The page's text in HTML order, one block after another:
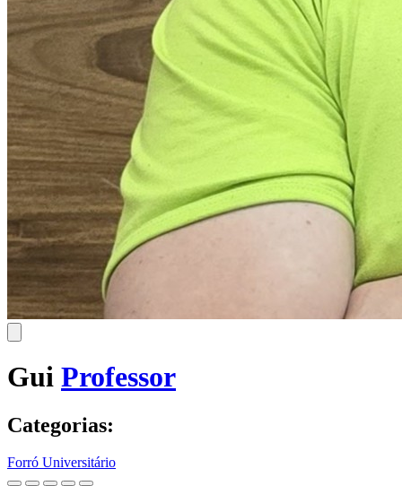
Gui Professor
Categorias:
Forró Universitário